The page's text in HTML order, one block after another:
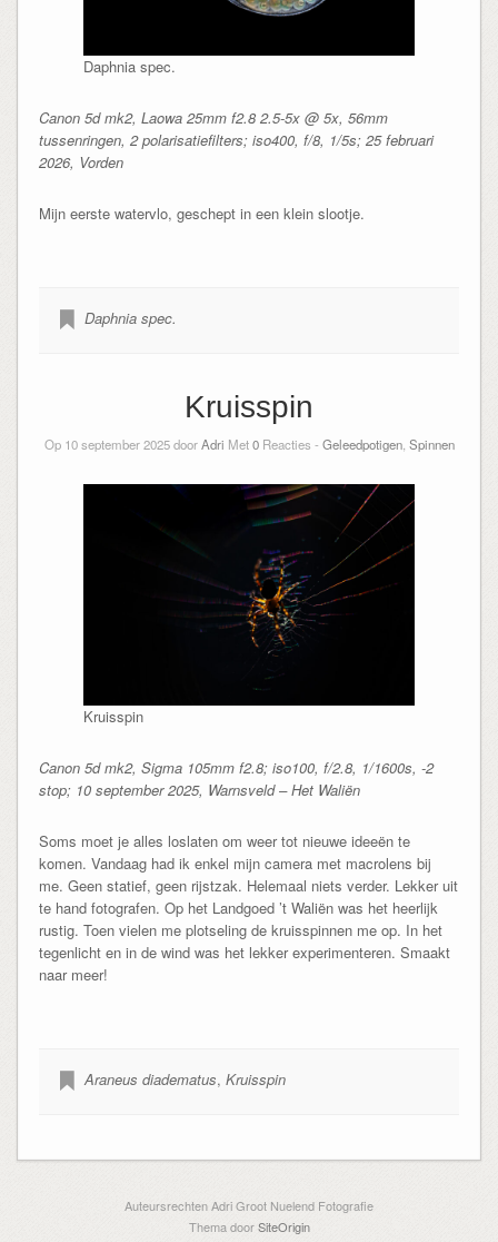
Daphnia spec.
Canon 5d mk2, Laowa 25mm f2.8 2.5-5x @ 5x, 56mm
tussenringen, 2 polarisatiefilters; iso400, f/8, 1/5s; 25 februari
2026, Vorden
Mijn eerste watervlo, geschept in een klein slootje.
Daphnia spec.
Kruisspin
Op 10 september 2025 doorAdri Met0Reacties - Geleedpotigen, Spinnen
Kruisspin
Canon 5d mk2, Sigma 105mm f2.8; iso100, f/2.8, 1/1600s, -2
stop; 10 september 2025, Warnsveld – Het Waliën
Soms moet je alles loslaten om weer tot nieuwe ideeën te
komen. Vandaag had ik enkel mijn camera met macrolens bij
me. Geen statief, geen rijstzak. Helemaal niets verder. Lekker uit
te hand fotografen. Op het Landgoed ’t Waliën was het heerlijk
rustig. Toen vielen me plotseling de kruisspinnen me op. In het
tegenlicht en in de wind was het lekker experimenteren. Smaakt
naar meer!
Araneus diadematus, Kruisspin
Auteursrechten Adri Groot Nuelend Fotografie
Thema doorSiteOrigin